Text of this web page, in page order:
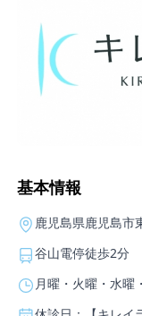
基本情報
鹿児島県鹿児島市
谷山電停徒歩2分
月曜・火曜・水